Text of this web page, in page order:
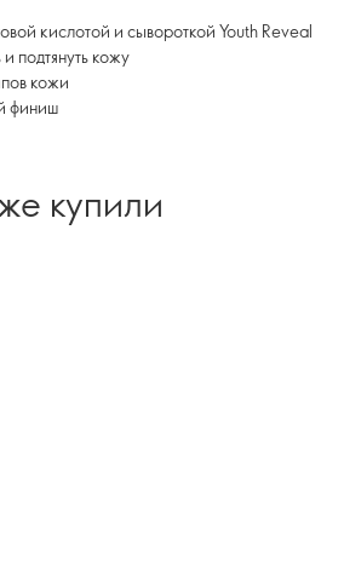
кислотой и сывороткой Youth Reveal
подтянуть кожу
кожи
финиш
купили